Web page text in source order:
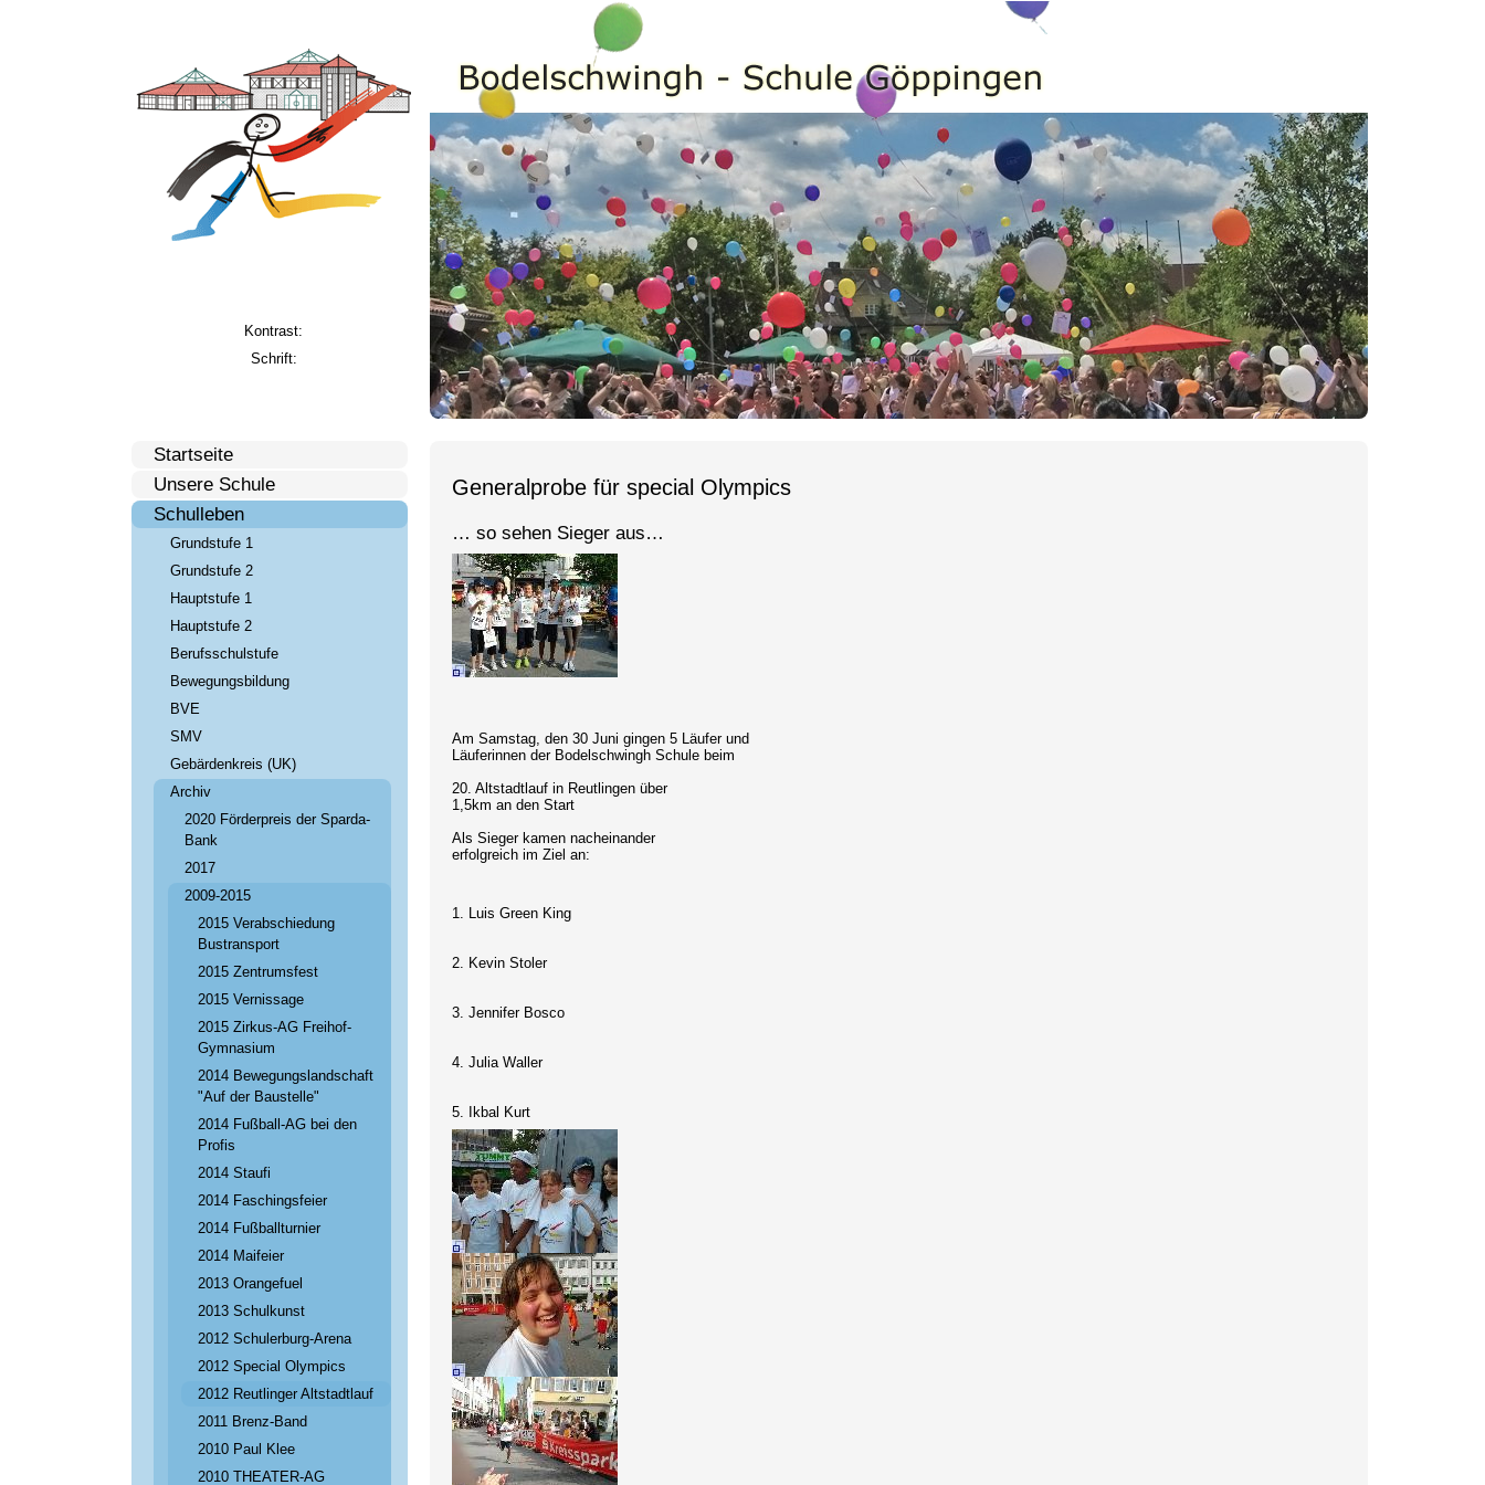
Kontrast:
Schrift:
Startseite
Unsere Schule
Schulleben
Grundstufe 1
Grundstufe 2
Hauptstufe 1
Hauptstufe 2
Berufsschulstufe
Bewegungsbildung
BVE
SMV
Gebärdenkreis (UK)
Archiv
2020 Förderpreis der Sparda-
Bank
2017
2009-2015
2015 Verabschiedung
Bustransport
2015 Zentrumsfest
2015 Vernissage
2015 Zirkus-AG Freihof-
Gymnasium
2014 Bewegungslandschaft
"Auf der Baustelle"
2014 Fußball-AG bei den
Profis
2014 Staufi
2014 Faschingsfeier
2014 Fußballturnier
2014 Maifeier
2013 Orangefuel
2013 Schulkunst
2012 Schulerburg-Arena
2012 Special Olympics
2012 Reutlinger Altstadtlauf
2011 Brenz-Band
2010 Paul Klee
2010 THEATER-AG
Generalprobe für special Olympics
… so sehen Sieger aus…
Am Samstag, den 30 Juni gingen 5 Läufer und
Läuferinnen der Bodelschwingh Schule beim
20. Altstadtlauf in Reutlingen über
1,5km an den Start
Als Sieger kamen nacheinander
erfolgreich im Ziel an:
1. Luis Green King
2. Kevin Stoler
3. Jennifer Bosco
4. Julia Waller
5. Ikbal Kurt